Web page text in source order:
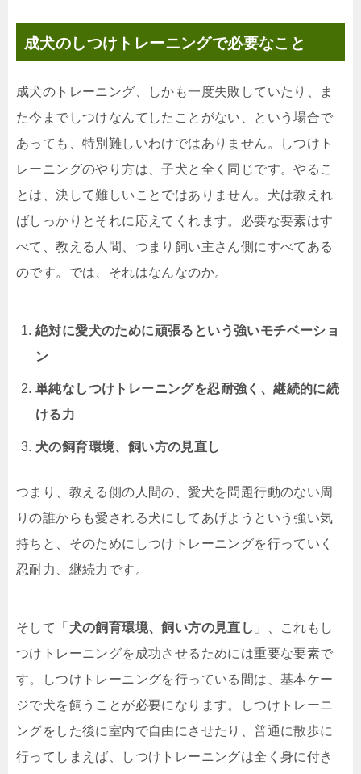
成犬のしつけトレーニングで必要なこと
成犬のトレーニング、しかも一度失敗していたり、ま
た今までしつけなんてしたことがない、という場合で
あっても、特別難しいわけではありません。しつけト
レーニングのやり方は、子犬と全く同じです。やるこ
とは、決して難しいことではありません。犬は教えれ
ばしっかりとそれに応えてくれます。必要な要素はす
べて、教える人間、つまり飼い主さん側にすべてある
のです。では、それはなんなのか。
絶対に愛犬のために頑張るという強いモチベーショ
ン
単純なしつけトレーニングを忍耐強く、継続的に続
ける力
犬の飼育環境、飼い方の見直し
つまり、教える側の人間の、愛犬を問題行動のない周
りの誰からも愛される犬にしてあげようという強い気
持ちと、そのためにしつけトレーニングを行っていく
忍耐力、継続力です。
そして「 犬の飼育環境、飼い方の見直し 」、これもし
つけトレーニングを成功させるためには重要な要素で
す。しつけトレーニングを行っている間は、基本ケー
ジで犬を飼うことが必要になります。しつけトレーニ
ングをした後に室内で自由にさせたり、普通に散歩に
行ってしまえば、しつけトレーニングは全く身に付き